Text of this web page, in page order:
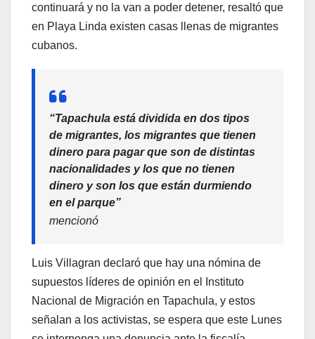
continuará y no la van a poder detener, resaltó que
en Playa Linda existen casas llenas de migrantes
cubanos.
“Tapachula está dividida en dos tipos
de migrantes, los migrantes que tienen
dinero para pagar que son de distintas
nacionalidades y los que no tienen
dinero y son los que están durmiendo
en el parque”
mencionó
Luis Villagran declaró que hay una nómina de
supuestos líderes de opinión en el Instituto
Nacional de Migración en Tapachula, y estos
señalan a los activistas, se espera que este Lunes